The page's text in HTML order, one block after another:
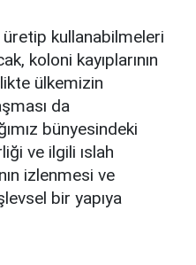
üretip kullanabilmeleri
koloni kayıplarının
ülkemizin
da
bünyesindeki
ve ilgili ıslah
izlenmesi ve
bir yapıya